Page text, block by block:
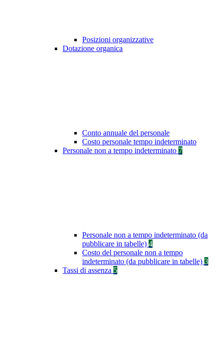
Posizioni organizzative
Dotazione organica
Conto annuale del personale
Costo personale tempo indeterminato
Personale non a tempo indeterminato 7
Personale non a tempo indeterminato (da
pubblicare in tabelle) 4
Costo del personale non a tempo
indeterminato (da pubblicare in tabelle) 3
Tassi di assenza 5